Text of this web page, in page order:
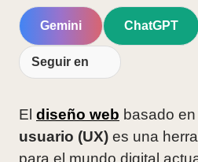
Gemini ChatGPT
Seguir en
El diseño web basado en
usuario (UX) es una
para el mundo digital